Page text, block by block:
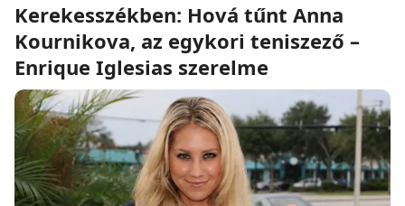
Kerekesszékben: Hová tűnt Anna
Kournikova, az egykori teniszező –
Enrique Iglesias szerelme